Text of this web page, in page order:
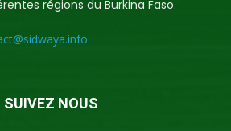
régions du Burkina Faso.
SUIVEZ NOUS